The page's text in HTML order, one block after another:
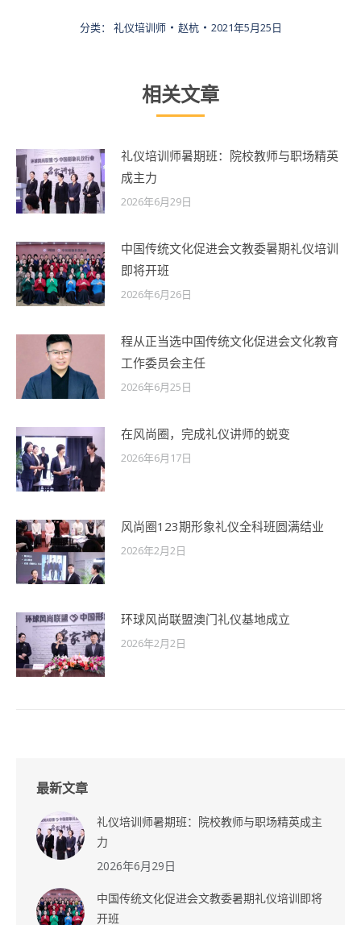
分类： 礼仪培训师 赵杭 2021年5月25日
相关文章
礼仪培训师暑期班：院校教师与职场精英
成主力
2026年6月29日
中国传统文化促进会文教委暑期礼仪培训
即将开班
2026年6月26日
程从正当选中国传统文化促进会文化教育
工作委员会主任
2026年6月25日
在风尚圈，完成礼仪讲师的蜕变
2026年6月17日
风尚圈123期形象礼仪全科班圆满结业
2026年2月2日
环球风尚联盟澳门礼仪基地成立
2026年2月2日
最新文章
礼仪培训师暑期班：院校教师与职场精英成主
力
2026年6月29日
中国传统文化促进会文教委暑期礼仪培训即将
开班